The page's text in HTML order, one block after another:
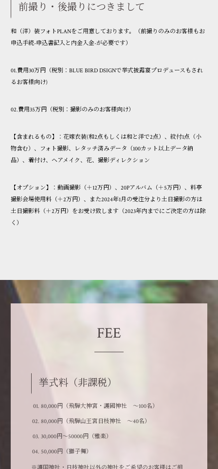
前撮り・後撮りにつきまして
和（洋）装フォトPLANをご用意しております。（前撮りのみのお客様もお
申込手続-申込書記入と内金入金-が必要です）
01.費用30万円（税別：BLUE BIRD DSIGNで挙式披露宴プロデュースもされ
るお客様向け)
02.費用35万円（税別：撮影のみのお客様向け）
【含まれるもの】：花嫁衣装(和2点もしくは和と洋で2点）、紋付1点（小
物含む）、フォト撮影、レタッチ済みデータ（100カット以上データ納
品）、着付け、ヘアメイク、花、撮影ディレクション
【オプション】：動画撮影（＋12万円）、20Pアルバム（＋5万円）、料亭
撮影会場使用料（＋2万円）、また2024年1月の受注分より土日撮影の方は
土日撮影料（＋2万円）をお受け致します（2023年内までにご決定の方は除
く）
FEE
挙式料（非課税）
80,000円（飛騨大神宮・護國神社 ～100名）
80,000円（飛騨山王宮日枝神社 ～40名）
30,000円～50000円（雅楽）
50,000円（獅子舞）